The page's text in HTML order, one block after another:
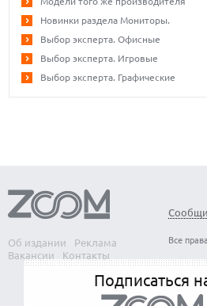
Новинки раздела Мониторы.
Выбор эксперта. Офисные
Выбор эксперта. Игровые
Выбор эксперта. Графические
Об издании
Реклама
Вакансии
Контакты
Все
Подписаться